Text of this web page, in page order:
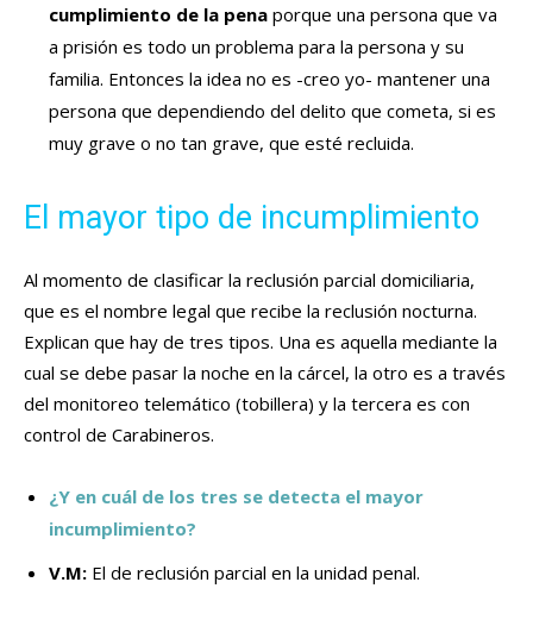
cumplimiento de la pena porque una persona que va
a prisión es todo un problema para la persona y su
familia. Entonces la idea no es -creo yo- mantener una
persona que dependiendo del delito que cometa, si es
muy grave o no tan grave, que esté recluida.
El mayor tipo de incumplimiento
Al momento de clasificar la reclusión parcial domiciliaria,
que es el nombre legal que recibe la reclusión nocturna.
Explican que hay de tres tipos. Una es aquella mediante la
cual se debe pasar la noche en la cárcel, la otro es a través
del monitoreo telemático (tobillera) y la tercera es con
control de Carabineros.
¿Y en cuál de los tres se detecta el mayor
incumplimiento?
V.M: El de reclusión parcial en la unidad penal.